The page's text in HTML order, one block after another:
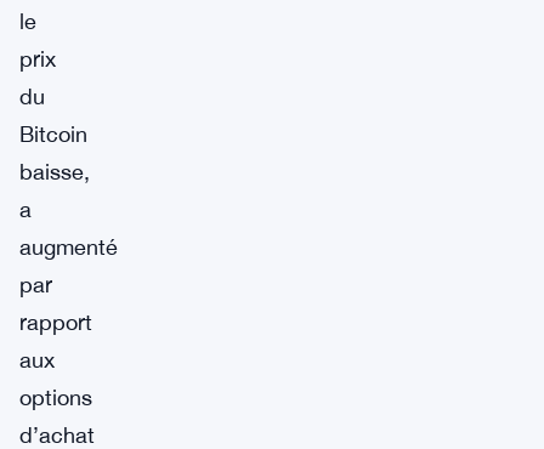
le
prix
du
Bitcoin
baisse,
a
augmenté
par
rapport
aux
options
d’achat